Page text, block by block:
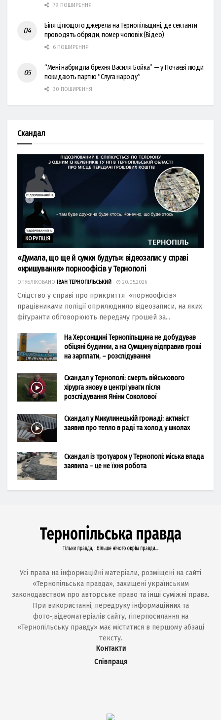
79 ПОШИРЕННЯ
Біля цілющого джерела на Тернопільщині, де сектанти
проводять обряди, помер чоловік (Відео)
6 ПОШИРЕННЯ
“Мені набридла брехня Василя Бойка” — у Почаєві люди
покидають партію “Слуга народу”
30 ПОШИРЕННЯ
Скандал
КОРУПЦІЯ
«Думала, що ще й сумки будуть»: відеозапис у справі
«кришування» порноофісів у Тернополі
ОПУБЛІКОВАНО ІВАН ТЕРНОПІЛЬСЬКИЙ 20.05.2026
Слідство у справі про прикриття «порноофісів»
працівниками поліції оприлюднило відеозаписи, на яких
фігуранти обговорюють передачу грошей за...
На Херсонщині Тернопільщина не добудував
обіцяні будинки, а на Сумщину відправив гроші
на зарплати, – розслідування
Скандал у Тернополі: смерть військового
хірурга знову в центрі уваги після
розслідування Яніни Соколової
Скандал у Микулинецькій громаді: активіст
заявив про тепло в раді та холод у школах
Скандал із тротуаром у Тернополі: міська влада
заявила – це не їхня робота
Усі права на інформаційні матеріали, розміщені на сайті
«Тернопільська правда», захищені українським
законодавством про авторське право та інші суміжні права.
При використанні, передруку інформаційних та
фото-,відеоматеріалів сайту, гіперпосилання на
«Тернопільську правду» має міститися в першому абзаці
тексту.
Контакти
Співпраця